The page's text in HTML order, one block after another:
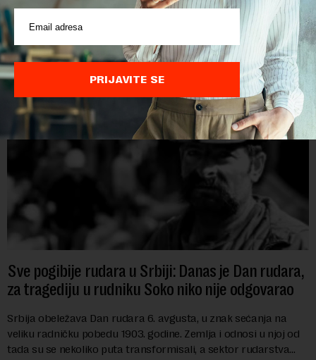
Papua Nova Gvineja jedna je od 141 međunarodne učesnice
koje su do sada potvrdile učešće na specijalizovanoj
međunarodnoj izložbi "Ekspu 2027" Beograd, gde će predstaviti
i kao državu sa najvećom jezičkom ra...
Sve pogibije rudara u Srbiji: Danas je Dan rudara,
za tragediju u rudniku Soko niko nije odgovarao
Srbija obeležava Dan rudara 6. avgusta, u znak sećanja na
veliku radničku pobedu 1903. godine. Zemlja i odnosi u njoj od
tada su se nekoliko puta transformisali, a sektor rudarstva
PRIJAVITE SE